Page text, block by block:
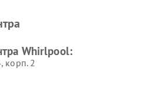
Whirlpool:
корп. 2